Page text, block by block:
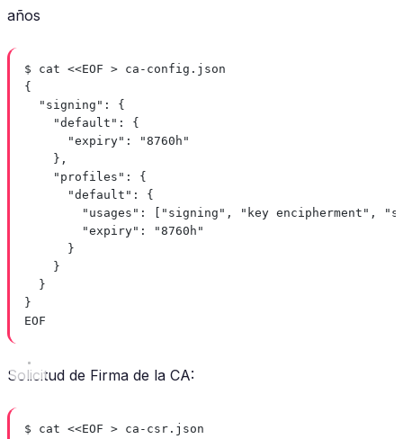
años
$ cat <<EOF > ca-config.json
{
"signing": {
"default": {
"expiry": "8760h"
},
"profiles": {
"default": {
"usages": ["signing", "key encipherment",
"expiry": "8760h"
}
}
}
}
EOF
Solicitud de Firma de la CA:
$ cat <<EOF > ca-csr.json